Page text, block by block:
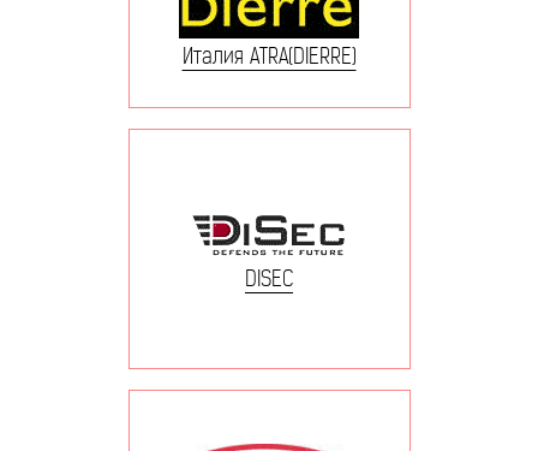
Италия ATRA(DIERRE)
DISEC